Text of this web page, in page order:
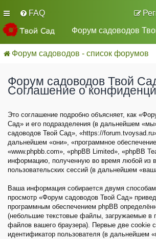
FAQ
Форум садоводов
Форум садоводов - список форумов
Форум садоводов Твой
Соглашение о
Это соглашение подробно объясняет, как
Сад» и его подразделения (в дальнейшем
садоводов Твой Сад», «https://
дальнейшем «они», «программное
«www.phpbb.com», «phpBB Limited», «phpBB
информацию, полученную во время любой из
пользовательских сессий (в дальнейшем
Ваша информация собирается двумя
просмотр «Форум садоводов Твой Сад»
программным обеспечением phpBB
(небольшие текстовые файлы, загружаемые в
файлов вашего браузера). Первые две cookie
идентификатор пользователя (в дальнейшем